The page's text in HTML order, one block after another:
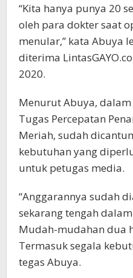
“Kita hanya punya 20
oleh para dokter saat
menular,” kata Abuya
diterima
2020.
Menurut Abuya,
Tugas Percepatan
Meriah, sudah
kebutuhan yang
untuk petugas media.
“Anggarannya sudah
sekarang tengah
Mudah-mudahan dua
Termasuk segala
tegas Abuya.